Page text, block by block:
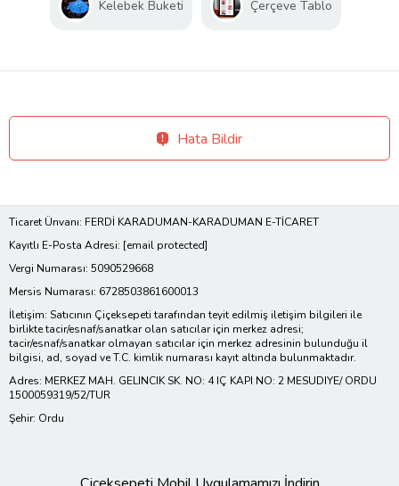
kasnağa gerilmesi ile
gerilmesinde işçilik gerekse
açısından özen isteyen ürünlerdir.
Kanvas tablo kumaşı üzerine
oluşturulmaktadır. Eğlenceli ve
sanatsal kanvas tablolar, farklı
farklı kanvas tablo modelleri
ustaların elinden çıkar. Bu
tablolarla ister arkadaşa hediye
tablo, sevdiklerine ev hediyesi
tablo ve iş yeri hediyesi tablo
istersen de duvarlarına kanvas
tablo hediyesi alabilirsiniz.
Kelebek Buketi Çerçeve Tablo
Hata Bildir
Ticaret Ünvanı: FERDİ KARADUMAN-KARADUMAN E-TİCARET
Kayıtlı E-Posta Adresi: [email protected]
Vergi Numarası: 5090529668
Mersis Numarası: 6728503861600013
İletişim: Satıcının Çiçeksepeti tarafından teyit edilmiş iletişim bilgileri ile
birlikte tacir/esnaf/sanatkar olan satıcılar için merkez adresi;
tacir/esnaf/sanatkar olmayan satıcılar için merkez adresinin bulunduğu il
bilgisi, ad, soyad ve T.C. kimlik numarası kayıt altında bulunmaktadır.
Adres: MERKEZ MAH. GELINCIK SK. NO: 4 IÇ KAPI NO: 2 MESUDIYE/ ORDU
1500059319/52/TUR
Şehir: Ordu